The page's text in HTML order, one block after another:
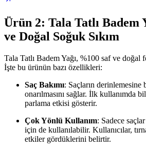
Ürün 2: Tala Tatlı Badem
ve Doğal Soğuk Sıkım
Tala Tatlı Badem Yağı, %100 saf ve
İşte bu ürünün bazı özellikleri:
Saç Bakımı: Saçların derinlemesine
onarılmasını sağlar. İlk kullanımda
parlama etkisi gösterir.
Çok Yönlü Kullanım: Sadece
için de kullanılabilir. Kullanıcılar,
etkiler gördüklerini belirtir.